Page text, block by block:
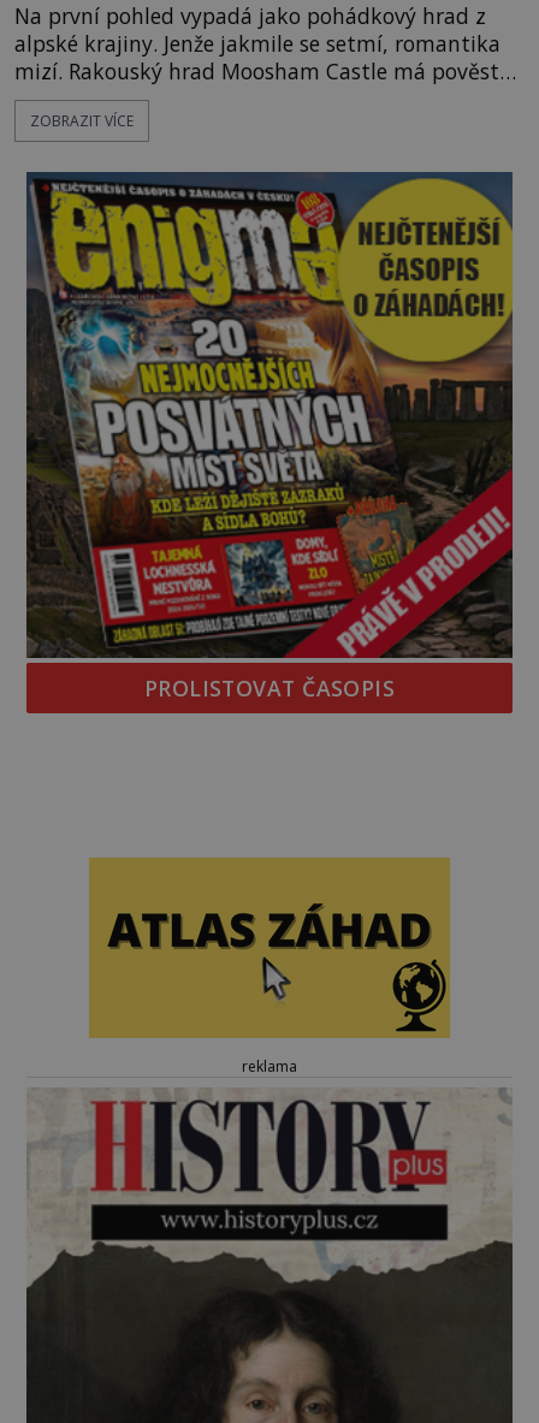
Na první pohled vypadá jako pohádkový hrad z
alpské krajiny. Jenže jakmile se setmí, romantika
mizí. Rakouský hrad Moosham Castle má pověst
nejděsivějšího domu v celé zemi. Lidé tu údajně
slyší kroky v prázdných chodbách, šeptání ze zdí i
temná minulost mohla zanechat něco, co se
dodnes nepodařilo vysvětlit. Kamenný hrad stojí v
horách Salcburska u
ZOBRAZIT VÍCE
PROLISTOVAT ČASOPIS
reklama